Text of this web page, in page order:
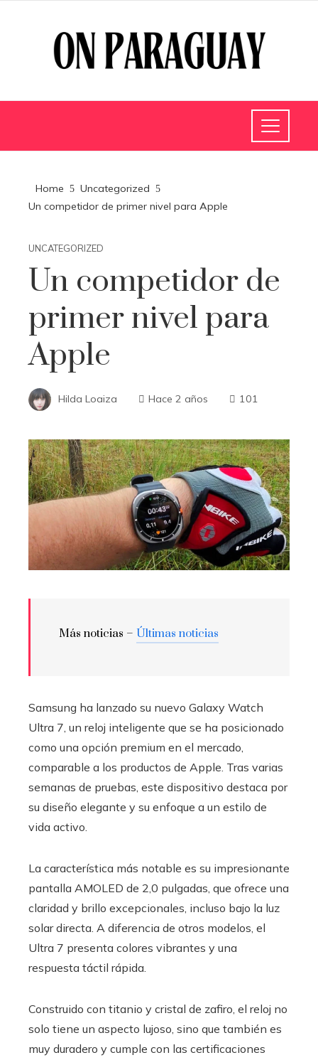
Home
Uncategorized
Un competidor de primer nivel para Apple
UNCATEGORIZED
Un competidor de
primer nivel para
Apple
Hilda Loaiza Hace 2 años 101
Más noticias – Últimas noticias
Samsung ha lanzado su nuevo Galaxy Watch
Ultra 7, un reloj inteligente que se ha posicionado
como una opción premium en el mercado,
comparable a los productos de Apple. Tras varias
semanas de pruebas, este dispositivo destaca por
su diseño elegante y su enfoque a un estilo de
vida activo.
La característica más notable es su impresionante
pantalla AMOLED de 2,0 pulgadas, que ofrece una
claridad y brillo excepcionales, incluso bajo la luz
solar directa. A diferencia de otros modelos, el
Ultra 7 presenta colores vibrantes y una
respuesta táctil rápida.
Construido con titanio y cristal de zafiro, el reloj no
solo tiene un aspecto lujoso, sino que también es
muy duradero y cumple con las certificaciones